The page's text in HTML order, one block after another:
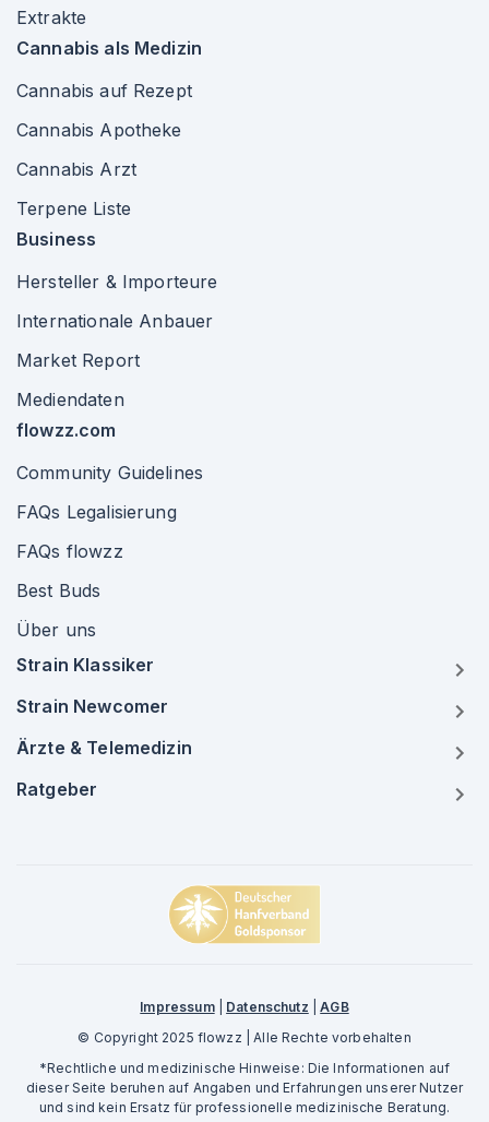
Extrakte
Cannabis als Medizin
Cannabis auf Rezept
Cannabis Apotheke
Cannabis Arzt
Terpene Liste
Business
Hersteller & Importeure
Internationale Anbauer
Market Report
Mediendaten
flowzz.com
Community Guidelines
FAQs Legalisierung
FAQs flowzz
Best Buds
Über uns
Strain Klassiker
Strain Newcomer
Ärzte & Telemedizin
Ratgeber
Impressum| Datenschutz |AGB
© Copyright 2025 flowzz | Alle Rechte vorbehalten
*Rechtliche und medizinische Hinweise: Die Informationen auf
dieser Seite beruhen auf Angaben und Erfahrungen unserer Nutzer
und sind kein Ersatz für professionelle medizinische Beratung.